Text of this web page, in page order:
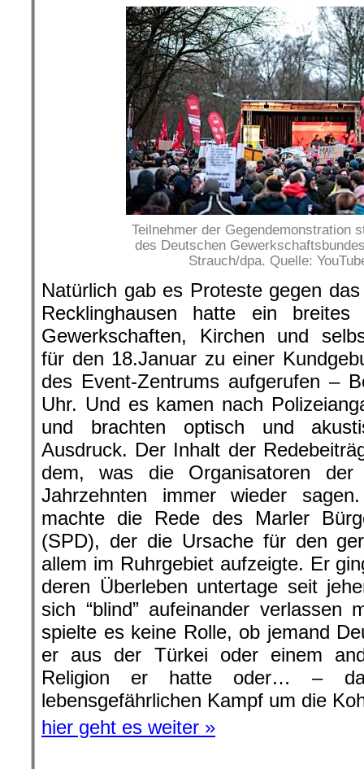
Teilnehmer der Gegendemonstration
des Deutschen
Strauch/dpa. Quelle:
Natürlich gab es Proteste gegen
Recklinghausen hatte ein
Gewerkschaften, Kirchen und
für den 18.Januar zu einer
des Event-Zentrums aufgerufen –
Uhr. Und es kamen nach
und brachten optisch und
Ausdruck. Der Inhalt der
dem, was die Organisatoren der
Jahrzehnten immer wieder
machte die Rede des Marler
(SPD), der die Ursache für den
allem im Ruhrgebiet aufzeigte. Er
deren Überleben untertage seit
sich “blind” aufeinander verlassen
spielte es keine Rolle, ob jemand
er aus der Türkei oder einem
Religion er hatte oder… –
lebensgefährlichen Kampf um die
hier geht es weiter »